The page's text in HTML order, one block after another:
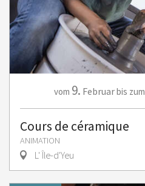
vom 9. Februarbis zum
Cours de céramique
ANIMATION
L' Île-d'Yeu